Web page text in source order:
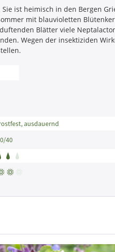
ist heimisch in den Bergen
mit blauvioletten
Blätter viele
Wegen der insektiziden
ausdauernd
40